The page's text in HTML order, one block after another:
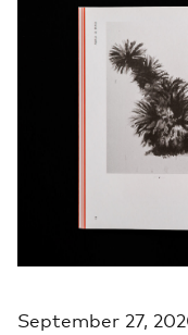
Services
Sep­tem­ber 27,